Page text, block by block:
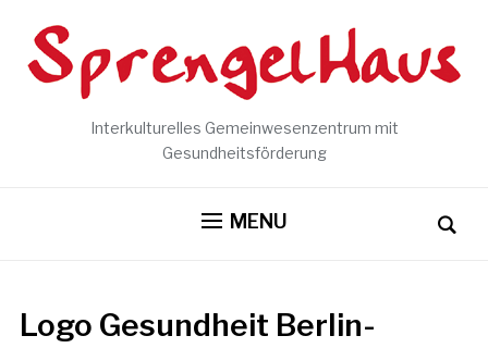
Interkulturelles Gemeinwesenzentrum mit
Gesundheitsförderung
MENU
Logo Gesundheit Berlin-